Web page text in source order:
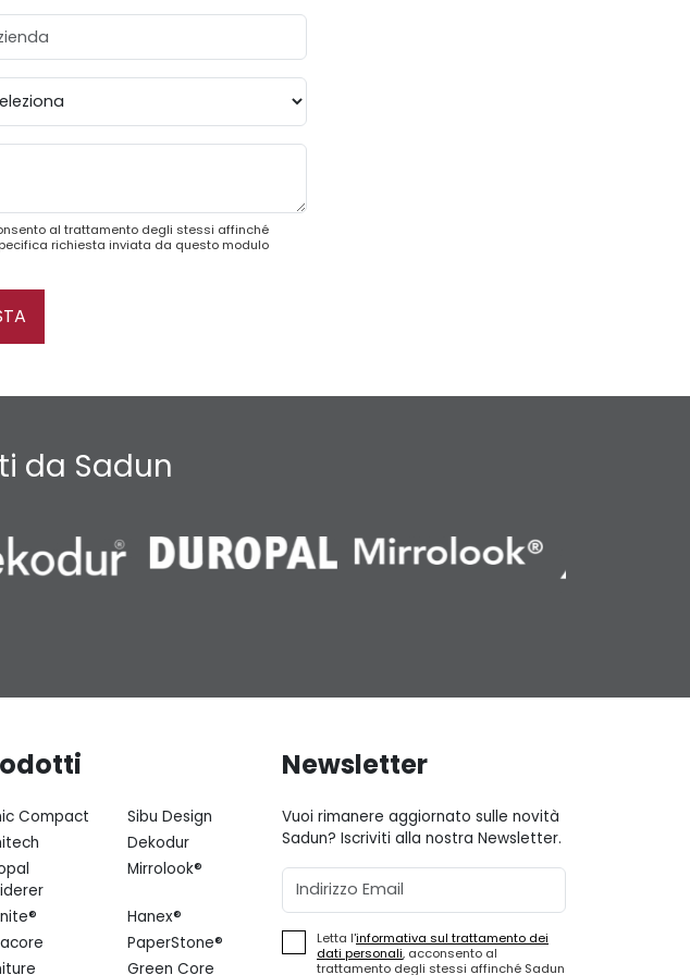
al trattamento degli stessi affinché
richiesta inviata da questo modulo
da Sadun
Compact
Sibu Design
Dekodur
Mirrolook®
Hanex®
PaperStone®
Green Core
Newsletter
Vuoi rimanere aggiornato sulle novità
Sadun? Iscriviti alla nostra Newsletter.
Email
Letta l'informativa sul trattamento dei
dati personali, acconsento al
trattamento degli stessi affinché Sadun